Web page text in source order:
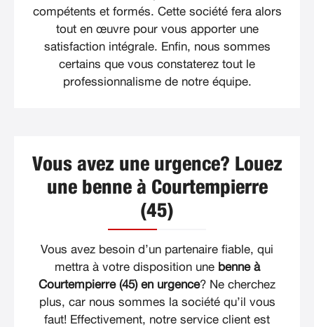
compétents et formés. Cette société fera alors
tout en œuvre pour vous apporter une
satisfaction intégrale. Enfin, nous sommes
certains que vous constaterez tout le
professionnalisme de notre équipe.
Vous avez une urgence? Louez
une benne à Courtempierre
(45)
Vous avez besoin d’un partenaire fiable, qui
mettra à votre disposition une benne à
Courtempierre (45) en urgence? Ne cherchez
plus, car nous sommes la société qu’il vous
faut! Effectivement, notre service client est